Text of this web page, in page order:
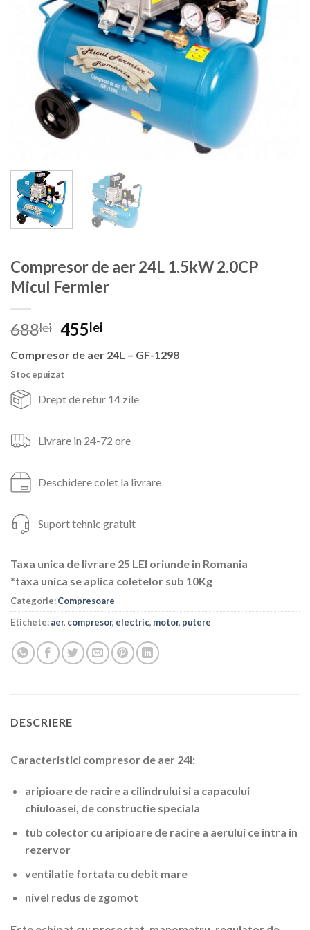
Compresor de aer 24L 1.5kW 2.0CP
Micul Fermier
688lei Prețul
a
fost:
688lei.
455leiPrețul
este:
Compresor de aer 24L – GF-1298
Stoc epuizat
Drept de retur 14 zile
Livrare in 24-72 ore
Deschidere colet la livrare
Suport tehnic gratuit
Taxa unica de livrare 25 LEI oriunde in Romania
*taxa unica se aplica coletelor sub 10Kg
Categorie:Compresoare
Etichete:aer, compresor, electric, motor, putere
DESCRIERE
Caracteristici compresor de aer 24l:
aripioare de racire a cilindrului si a capacului
chiuloasei, de constructie speciala
tub colector cu aripioare de racire a aerului ce intra in
rezervor
ventilatie fortata cu debit mare
nivel redus de zgomot